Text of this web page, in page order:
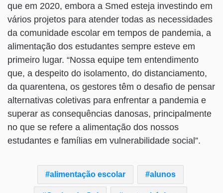
que em 2020, embora a Smed esteja investindo em
vários projetos para atender todas as necessidades
da comunidade escolar em tempos de pandemia, a
alimentação dos estudantes sempre esteve em
primeiro lugar. “Nossa equipe tem entendimento
que, a despeito do isolamento, do distanciamento,
da quarentena, os gestores têm o desafio de pensar
alternativas coletivas para enfrentar a pandemia e
superar as consequências danosas, principalmente
no que se refere a alimentação dos nossos
estudantes e famílias em vulnerabilidade social”.
alimentação escolar alunos